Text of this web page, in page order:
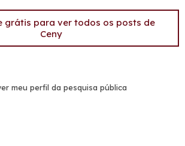
grátis para ver todos os posts de
Ceny
meu perfil da pesquisa pública